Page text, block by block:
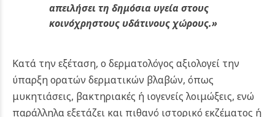
απειλήσει τη δημόσια υγεία στους
κοινόχρηστους υδάτινους χώρους.»
Κατά την εξέταση, ο δερματολόγος αξιολογεί την
ύπαρξη ορατών δερματικών βλαβών, όπως
μυκητιάσεις, βακτηριακές ή ιογενείς λοιμώξεις, ενώ
παράλληλα εξετάζει και πιθανό ιστορικό εκζέματος ή